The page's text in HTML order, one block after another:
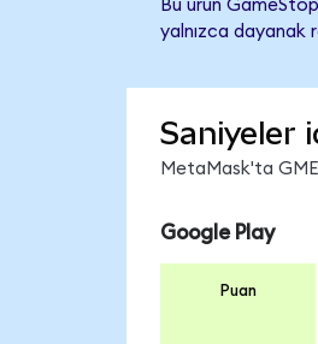
Bu ürün
yalnızca dayanak
Saniyeler
MetaMask'ta
Google Play
Puan